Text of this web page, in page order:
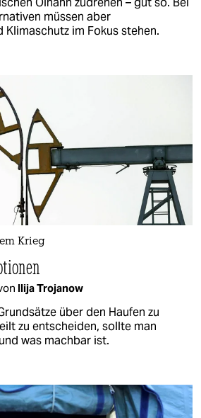
müssen aber
Klimaschutz im Fokus stehen.
Krieg
Ilija Trojanow
über den Haufen zu
zu entscheiden, sollte man
was machbar ist.